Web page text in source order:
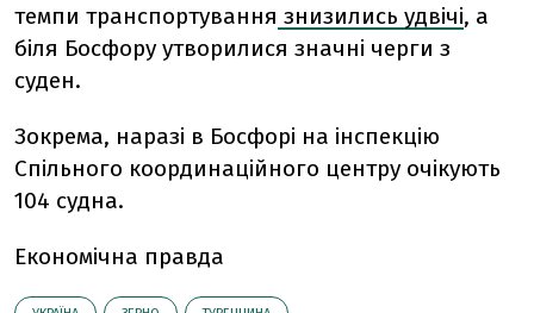
темпи транспортування знизились удвічі, а
біля Босфору утворилися значні черги з
суден.
Зокрема, наразі в Босфорі на інспекцію
Спільного координаційного центру очікують
104 судна.
Економічна правда